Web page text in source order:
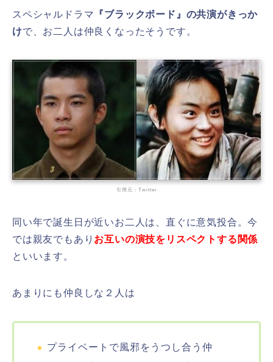
スペシャルドラマ 『ブラックボード』の共演がきっか
けで、お二人は仲良くなったそうです。
引用元：Twitter
同い年で誕生日が近いお二人は、直ぐに意気投合。今
では親友でもあり お互いの演技をリスペクトする関係
といいます。
あまりにも仲良しな２人は
プライベートで風邪をうつし合う仲